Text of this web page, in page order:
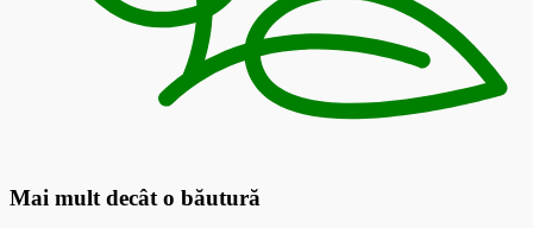
Mai mult decât o băutură